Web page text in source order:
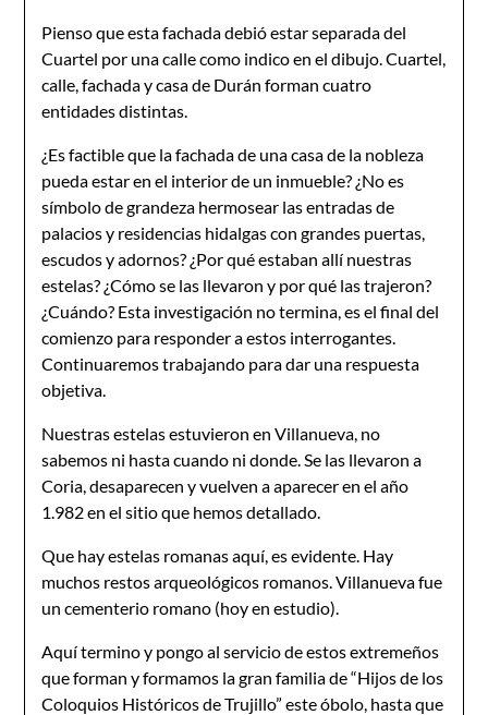
Pienso que esta fachada debió estar separada del
Cuartel por una calle como indico en el dibujo. Cuartel,
calle, fachada y casa de Durán forman cuatro
entidades distintas.
¿Es factible que la fachada de una casa de la nobleza
pueda estar en el interior de un inmueble? ¿No es
símbolo de grandeza hermosear las entradas de
palacios y residencias hidalgas con grandes puertas,
escudos y adornos? ¿Por qué estaban allí nuestras
estelas? ¿Cómo se las llevaron y por qué las trajeron?
¿Cuándo? Esta investigación no termina, es el final del
comienzo para responder a estos interrogantes.
Continuaremos trabajando para dar una respuesta
objetiva.
Nuestras estelas estuvieron en Villanueva, no
sabemos ni hasta cuando ni donde. Se las llevaron a
Coria, desaparecen y vuelven a aparecer en el año
1.982 en el sitio que hemos detallado.
Que hay estelas romanas aquí, es evidente. Hay
muchos restos arqueológicos romanos. Villanueva fue
un cementerio romano (hoy en estudio).
Aquí termino y pongo al servicio de estos extremeños
que forman y formamos la gran familia de “Hijos de los
Coloquios Históricos de Trujillo” este óbolo, hasta que